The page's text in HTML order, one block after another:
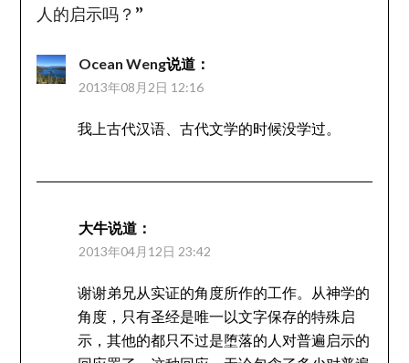
人的启示吗？ ”
Ocean Weng说道：
2013年08月2日 12:16
我上古代汉语、古代文学的时候没学过。
大牛说道：
2013年04月12日 23:42
谢谢弟兄从实证的角度所作的工作。从神学的
角度，只有圣经是唯一以文字保存的特殊启
示，其他的都只不过是堕落的人对普遍启示的